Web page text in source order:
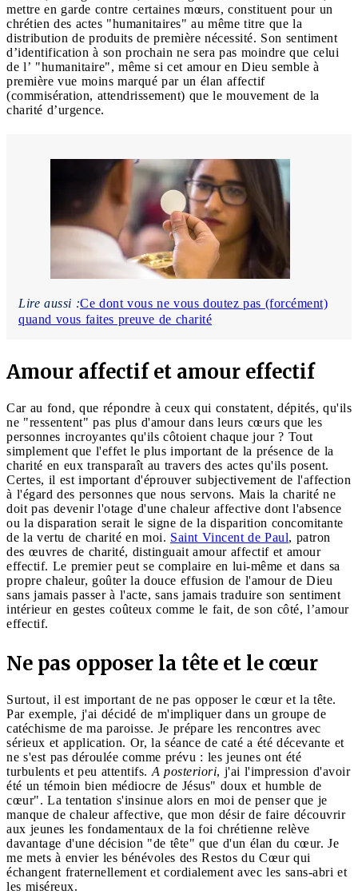
mettre en garde contre certaines mœurs, constituent pour un
chrétien des actes "humanitaires" au même titre que la
distribution de produits de première nécessité. Son sentiment
d’identification à son prochain ne sera pas moindre que celui
de l’ "humanitaire", même si cet amour en Dieu semble à
première vue moins marqué par un élan affectif
(commisération, attendrissement) que le mouvement de la
charité d’urgence.
Lire aussi :Ce dont vous ne vous doutez pas (forcément)
quand vous faites preuve de charité
Amour affectif et amour effectif
Car au fond, que répondre à ceux qui constatent, dépités, qu'ils
ne "ressentent" pas plus d'amour dans leurs cœurs que les
personnes incroyantes qu'ils côtoient chaque jour ? Tout
simplement que l'effet le plus important de la présence de la
charité en eux transparaît au travers des actes qu'ils posent.
Certes, il est important d'éprouver subjectivement de l'affection
à l'égard des personnes que nous servons. Mais la charité ne
doit pas devenir l'otage d'une chaleur affective dont l'absence
ou la disparation serait le signe de la disparition concomitante
de la vertu de charité en moi. Saint Vincent de Paul, patron
des œuvres de charité, distinguait amour affectif et amour
effectif. Le premier peut se complaire en lui-même et dans sa
propre chaleur, goûter la douce effusion de l'amour de Dieu
sans jamais passer à l'acte, sans jamais traduire son sentiment
intérieur en gestes coûteux comme le fait, de son côté, l’amour
effectif.
Ne pas opposer la tête et le cœur
Surtout, il est important de ne pas opposer le cœur et la tête.
Par exemple, j'ai décidé de m'impliquer dans un groupe de
catéchisme de ma paroisse. Je prépare les rencontres avec
sérieux et application. Or, la séance de caté a été décevante et
ne s'est pas déroulée comme prévu : les jeunes ont été
turbulents et peu attentifs. A posteriori, j'ai l'impression d'avoir
été un témoin bien médiocre de Jésus" doux et humble de
cœur". La tentation s'insinue alors en moi de penser que je
manque de chaleur affective, que mon désir de faire découvrir
aux jeunes les fondamentaux de la foi chrétienne relève
davantage d'une décision "de tête" que d'un élan du cœur. Je
me mets à envier les bénévoles des Restos du Cœur qui
échangent fraternellement et cordialement avec les sans-abri et
les miséreux.